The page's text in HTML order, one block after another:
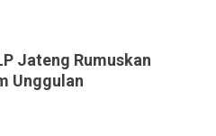
Jateng Rumuskan
Unggulan